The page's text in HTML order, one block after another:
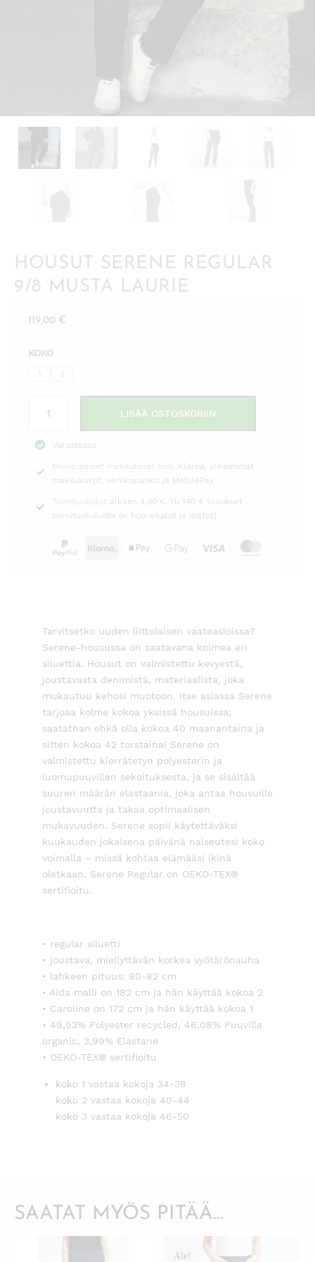
HOUSUT SERENE REGULAR
9/8 MUSTA LAURIE
119,00 €
KOKO
1 3
Serene
9/8
musta
Laurie
määrä
LISÄÄ OSTOSKORIIN
Varastossa
Monipuoliset maksutavat mm. Klarna, yleisimmät
maksukortit, verkkopankit ja MobilePay
Toimituskulut alkaen 4,90 €. Yli 140 € tilaukset
toimituskuluitta (ei huonekalut ja matot)
Tarvitsetko uuden liittolaisen vaateasioissa?
Serene-housussa on saatavana kolmea eri
siluettia. Housut on valmistettu kevyestä,
joustavasta denimistä, materiaalista, joka
mukautuu kehosi muotoon. Itse asiassa Serene
tarjoaa kolme kokoa yksissä housuissa;
saatathan ehkä olla kokoa 40 maanantaina ja
sitten kokoa 42 torstaina! Serene on
valmistettu kierrätetyn polyesterin ja
luomupuuvillan sekoituksesta, ja se sisältää
suuren määrän elastaania, joka antaa housuille
joustavuutta ja takaa optimaalisen
mukavuuden. Serene sopii käytettäväksi
kuukauden jokaisena päivänä naiseutesi koko
voimalla – missä kohtaa elämääsi ikinä
oletkaan. Serene Regular on OEKO-TEX®
sertifioitu.
• regular siluetti
• joustava, miellyttävän korkea vyötärönauha
• lahkeen pituus: 80-82 cm
• Aida malli on 182 cm ja hän käyttää kokoa 2
• Caroline on 172 cm ja hän käyttää kokoa 1
• 49,93% Polyester recycled, 46,08% Puuvilla
organic, 3,99% Elastane
• OEKO-TEX® sertifioitu
koko 1 vastaa kokoja 34-38
koko 2 vastaa kokoja 40-44
koko 3 vastaa kokoja 46-50
SAATAT MYÖS PITÄÄ...
Ale! KATSO PIKANÄKYMÄ